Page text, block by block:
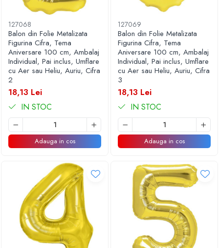
127068
Balon din Folie Metalizata
Figurina Cifra, Tema
Aniversare 100 cm, Ambalaj
Individual, Pai inclus, Umflare
cu Aer sau Heliu, Auriu, Cifra
2
18,13 Lei
IN STOC
Adauga in cos
127069
Balon din Folie Metalizata
Figurina Cifra, Tema
Aniversare 100 cm, Ambalaj
Individual, Pai inclus, Umflare
cu Aer sau Heliu, Auriu, Cifra
3
18,13 Lei
IN STOC
Adauga in cos